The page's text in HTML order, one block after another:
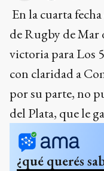
En la cuarta
de Rugby de Mar
victoria para Los
con claridad a
por su parte, no
del Plata, que le
¿qué querés